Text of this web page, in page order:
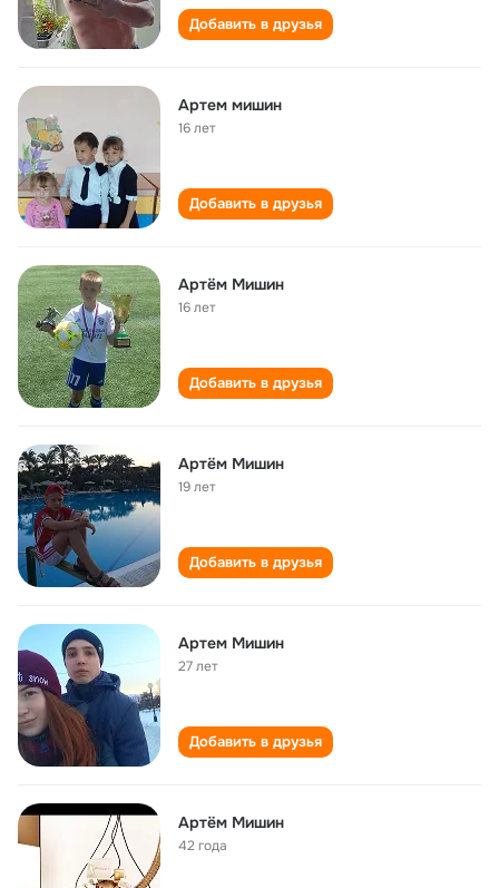
Добавить в друзья
Артем мишин
16 лет
Добавить в друзья
Артём Мишин
16 лет
Добавить в друзья
Артём Мишин
19 лет
Добавить в друзья
Артем Мишин
27 лет
Добавить в друзья
Артём Мишин
42 года